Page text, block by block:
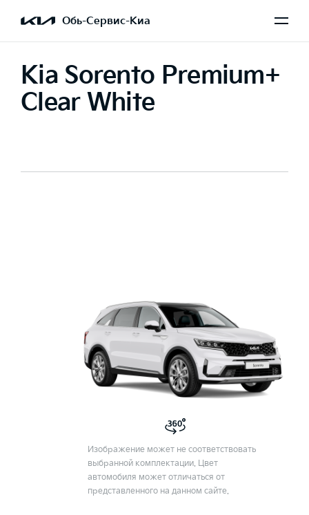
Обь-Сервис-Киа
Kia Sorento Premium+
Clear White
Изображение может не соответствовать
выбранной комплектации. Цвет
автомобиля может отличаться от
представленного на данном сайте.